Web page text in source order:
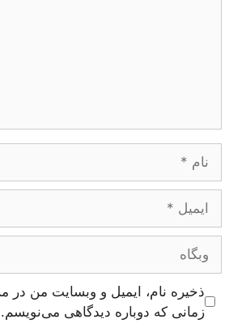
وبگاه
ذخیره نام، ایمیل و وبسایت من در
زمانی که دوباره دیدگاهی می‌نویسم.